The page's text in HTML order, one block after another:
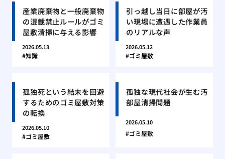
産業廃棄物と一般廃棄物
の混載禁止ルールがゴミ
屋敷清掃に与える影響
2026.05.13
知識
引っ越し当日に部屋が汚
い現場に遭遇した作業員
のリアルな声
2026.05.12
ゴミ屋敷
孤独死という結末を回避
するためのゴミ屋敷対策
の転換
2026.05.10
ゴミ屋敷
孤独な現代社会が生む汚
部屋清掃問題
2026.05.10
ゴミ屋敷